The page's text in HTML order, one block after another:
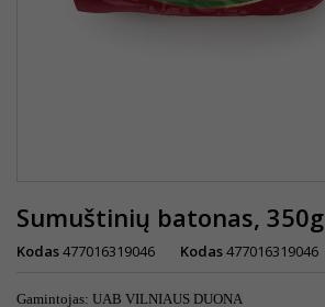
Sumuštinių batonas, 350g
Kodas477016319046 Kodas477016319046
Gamintojas: UAB VILNIAUS DUONA